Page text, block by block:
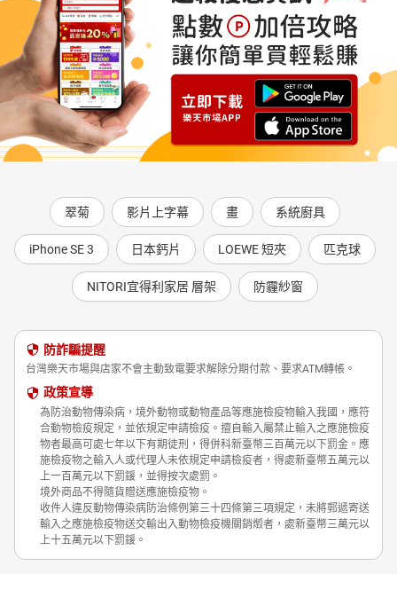
翠菊 影片上字幕 畫 系統廚具
iPhone SE 3 日本鈣片 LOEWE 短夾 匹克球
NITORI宜得利家居 層架 防霾紗窗
防詐騙提醒
台灣樂天市場與店家不會主動致電要求解除分期付款、要求ATM轉帳。
政策宣導
為防治動物傳染病，境外動物或動物產品等應施檢疫物輸入我國，應符
合動物檢疫規定，並依規定申請檢疫。擅自輸入屬禁止輸入之應施檢疫
物者最高可處七年以下有期徒刑，得併科新臺幣三百萬元以下罰金。應
施檢疫物之輸入人或代理人未依規定申請檢疫者，得處新臺幣五萬元以
上一百萬元以下罰鍰，並得按次處罰。
境外商品不得隨貨贈送應施檢疫物。
收件人違反動物傳染病防治條例第三十四條第三項規定，未將郵遞寄送
輸入之應施檢疫物送交輸出入動物檢疫機關銷燬者，處新臺幣三萬元以
上十五萬元以下罰鍰。